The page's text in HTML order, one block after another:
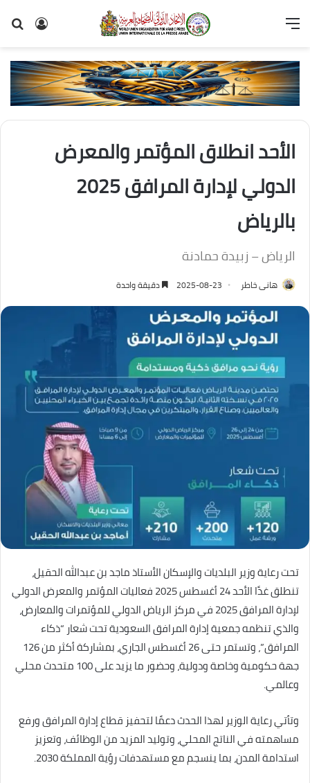
تسجيل
القائمة
الأحد انطلاق المؤتمر والمعرض
الدولي لإدارة المرافق 2025
بالرياض
الرياض – زبيدة حمادنة
هانى خاطر 2025-08-23 دقيقة واحدة
تحت رعاية وزير البلديات والإسكان الأستاذ ماجد بن عبدالله الحقيل،
تنطلق غدًا الأحد 24 أغسطس 2025 فعاليات المؤتمر والمعرض الدولي
لإدارة المرافق 2025 في مركز الرياض الدولي للمؤتمرات والمعارض،
والذي تنظمه جمعية إدارة المرافق السعودية تحت شعار “ذكاء
المرافق”، وتستمر حتى 26 أغسطس الجاري، بمشاركة أكثر من 126
جهة حكومية وخاصة ودولية، وحضور ما يزيد على 100 متحدث محلي
وعالمي.
وتأتي رعاية الوزير لهذا الحدث دعمًا لتحفيز قطاع إدارة المرافق ورفع
مساهمته في الناتج المحلي، وتوليد المزيد من الوظائف، وتعزيز
استدامة المدن، بما ينسجم مع مستهدفات رؤية المملكة 2030.